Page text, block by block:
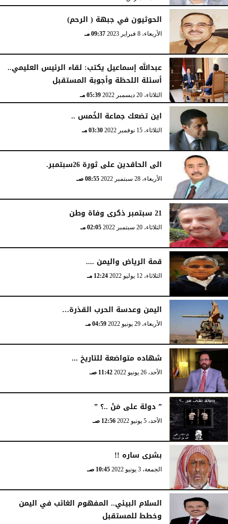
الحوثيون في جبهة ( الرحم)
الأربعاء، 8 فبراير 2023 09:37 مـ
عبدالله إسماعيل يكتب: لقاء الرئيس العليمي..
أسئلة اللحظة وأجوبة المستقبل
الثلاثاء، 20 ديسمبر 2022 05:39 مـ
اين تضعك جماعة الخُمس ..
الثلاثاء، 15 نوفمبر 2022 03:30 مـ
الى الحاقدين على ثورة 26سبتمبر.
الأربعاء، 28 سبتمبر 2022 08:55 صـ
21 سبتمبر ذكرى وفاة وطن
الثلاثاء، 20 سبتمبر 2022 02:05 مـ
قمة الرياض واليمن ....
الثلاثاء، 12 يوليو 2022 12:24 مـ
اليمن وعدسة الحرب القذرة…
الأربعاء، 29 يونيو 2022 04:59 مـ
شهاده متواضعة للتاريخ ...
الأحد، 26 يونيو 2022 11:42 صـ
” دولة على مَنْ ..؟ ”
الأحد، 5 يونيو 2022 12:56 صـ
بشرى ساره !!
الجمعة، 3 يونيو 2022 10:45 صـ
السلام البيئي.. المفهوم الغائب في اليمن
وخطط للمستقبل